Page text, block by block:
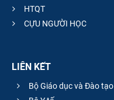
HTQT
CỰU NGƯỜI HỌC
LIÊN KẾT
Bộ Giáo dục và Đào tạo